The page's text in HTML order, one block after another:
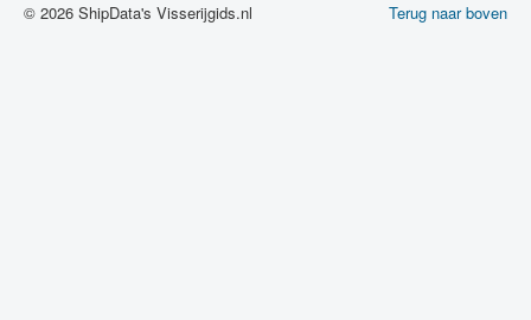
Terug naar boven
© 2026 ShipData's Visserijgids.nl